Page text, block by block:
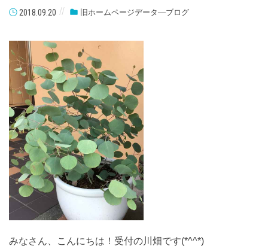
2018.09.20 旧ホームページデータ―ブログ
みなさん、こんにちは！受付の川畑です(*^^*)